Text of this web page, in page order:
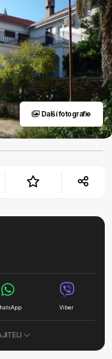
Další fotografie
Viber